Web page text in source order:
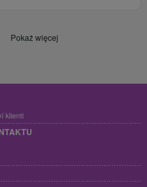
Pokaż więcej
klienti